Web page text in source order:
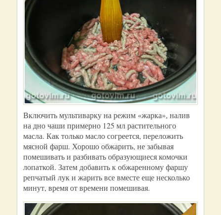
Включить мультиварку на режим «жарка», налив
на дно чаши примерно 125 мл растительного
масла. Как только масло согреется, переложить
мясной фарш. Хорошо обжарить, не забывая
помешивать и разбивать образующиеся комочки
лопаткой. Затем добавить к обжаренному фаршу
репчатый лук и жарить все вместе еще несколько
минут, время от времени помешивая.